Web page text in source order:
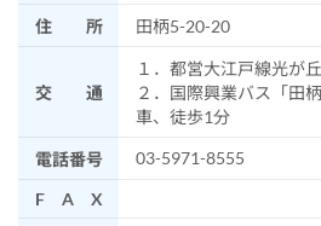
住 所 田柄5-20-20
交 通
１．都営大江戸線光が
２．国際興業バス「田
車、徒歩1分
電話番号
03-5971-8555
F A X